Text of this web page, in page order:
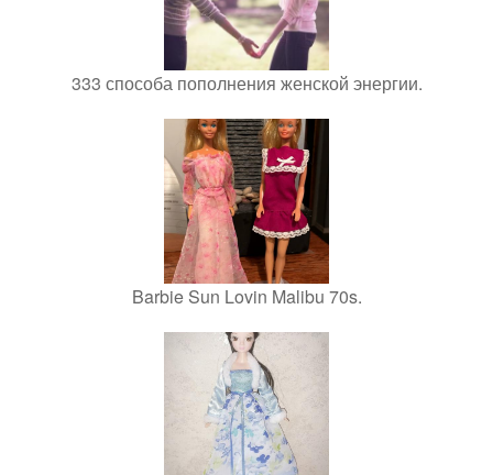
333 способа пополнения женской энергии.
Barbie Sun Lovin Malibu 70s.